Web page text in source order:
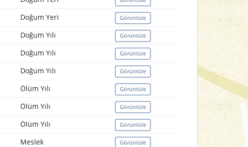
Doğum Yeri Görüntüle
Doğum Yılı Görüntüle
Doğum Yılı Görüntüle
Doğum Yılı Görüntüle
Ölüm Yılı Görüntüle
Ölüm Yılı Görüntüle
Ölüm Yılı Görüntüle
Meslek Görüntüle